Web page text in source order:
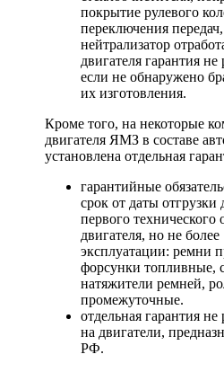
покрытие рулевого
переключения
нейтрализатор
двигателя гарантия не
если не обнаружено
их изготовления.
Кроме того, на некоторые
двигателя ЯМЗ в составе
установлена отдельная
гарантийные
срок от даты отгрузки
первого технического
двигателя, но не
эксплуатации: ремни
форсунки топливные,
натяжители ремней,
промежуточные.
отдельная гарантия не
на двигатели,
РФ.